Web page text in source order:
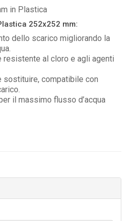
in Plastica
252x252 mm:
dello scarico migliorando la
resistente al cloro e agli agenti
sostituire, compatibile con
il massimo flusso d’acqua